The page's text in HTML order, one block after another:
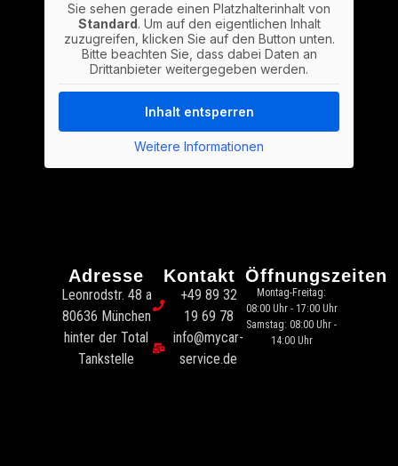
Sie sehen gerade einen Platzhalterinhalt von
Standard. Um auf den eigentlichen Inhalt
zuzugreifen, klicken Sie auf den Button unten.
Bitte beachten Sie, dass dabei Daten an
Drittanbieter weitergegeben werden.
Inhalt entsperren
Weitere Informationen
Adresse
Leonrodstr. 48 a
80636 München
hinter der Total
Tankstelle
Kontakt
+49 89 32
19 69 78
info@mycar-
service.de
Öffnungszeiten
Montag-Freitag:
08:00 Uhr - 17:00 Uhr
Samstag: 08:00 Uhr -
14:00 Uhr